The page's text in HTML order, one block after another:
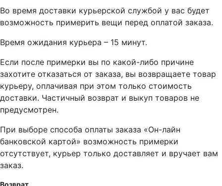
Во время доставки курьерской службой у вас будет
возможность примерить вещи перед оплатой заказа.
Время ожидания курьера – 15 минут.
Если после примерки вы по какой-либо причине
захотите отказаться от заказа, вы возвращаете товар
курьеру, оплачивая при этом только стоимость
доставки. Частичный возврат и выкуп товаров не
предусмотрен.
При выборе способа оплаты заказа «Он-лайн
банковской картой» возможность примерки
отсутствует, курьер только доставляет и вручает вам
заказ.
Возврат